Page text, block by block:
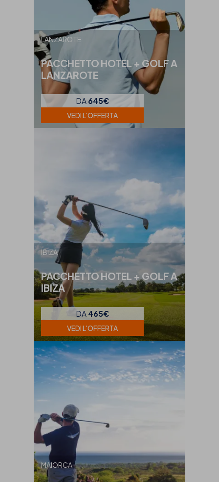
LANZAROTE
PACCHETTO HOTEL + GOLF A
LANZAROTE
DA 645€
VEDI L'OFFERTA
IBIZA
PACCHETTO HOTEL + GOLF A
IBIZA
DA 465€
VEDI L'OFFERTA
MAIORCA